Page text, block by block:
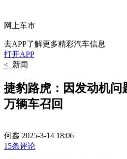
网上车市
去APP了解更多精彩汽车信息
打开APP
< 新闻
捷豹路虎：因发动机问
万辆车召回
何鑫 2025-3-14 18:06
15条评论